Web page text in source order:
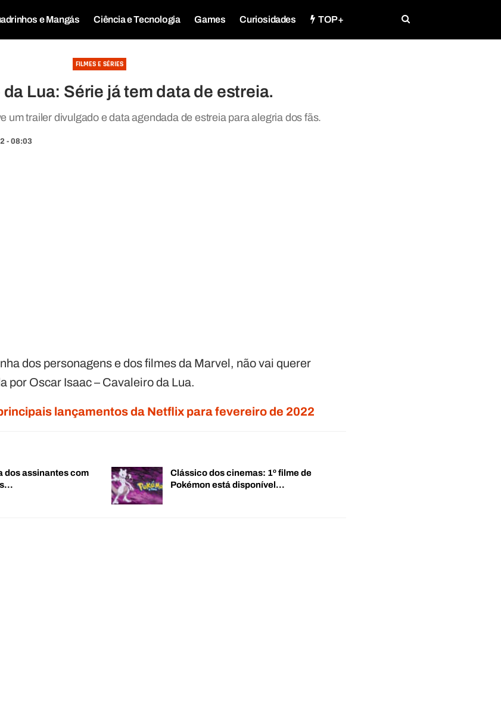
e Mangás Ciência e Tecnologia Games Curiosidades TOP+
FILMES E SÉRIES
Lua: Série já tem data de estreia.
um trailer divulgado e data agendada de estreia para alegria dos fãs.
- 08:03
dos personagens e dos filmes da Marvel, não vai querer
por Oscar Isaac – Cavaleiro da Lua.
lançamentos da Netflix para fevereiro de 2022
dos assinantes com
Clássico dos cinemas: 1º filme de
Pokémon está disponível…